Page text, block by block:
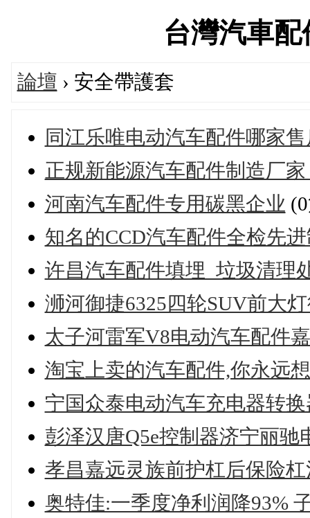
台灣汽車
論壇 › 安全帶護套
同江乐唯电动汽车配件哪家
正规新能源汽车配件制造厂
河南汽车配件专用碳黑企业
知名的CCD汽车配件全检先
许昌汽车配件填埋_垃圾清理
浉河御捷6325四轮SUV前大
太子河雷军V8电动汽车配件
淘宝上卖的汽车配件,你永远
宁国众泰电动汽车充电器转
彭泽汉唐Q5e控制器济宁丽驰
孝昌嘉远灵族前护杠后保险
奥特佳:一季度净利润降93%